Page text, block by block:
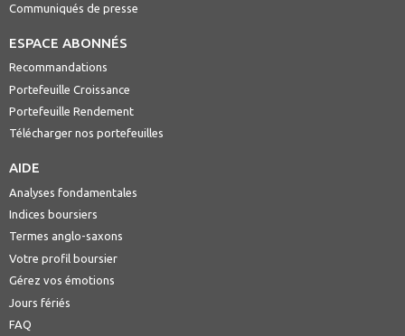
Communiqués de presse
ESPACE ABONNÉS
Recommandations
Portefeuille Croissance
Portefeuille Rendement
Télécharger nos portefeuilles
AIDE
Analyses fondamentales
Indices boursiers
Termes anglo-saxons
Votre profil boursier
Gérez vos émotions
Jours fériés
FAQ